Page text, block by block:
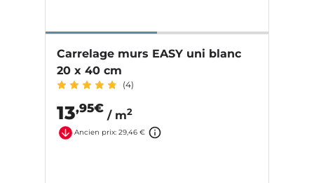
Carrelage murs EASY uni blanc
20 x 40 cm
(4)
13,95€
/ m2
Ancien prix: 29,46 €